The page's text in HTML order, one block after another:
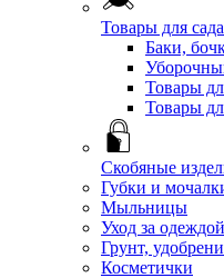
Товары для
Баки,
Товары
Товары
Скобяные
Губки и
Мыльницы
Уход за одеждой
Грунт,
Косметички